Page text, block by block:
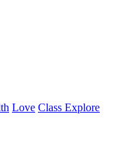
Love Class Explore